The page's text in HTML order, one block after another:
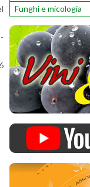
Funghi e micologia